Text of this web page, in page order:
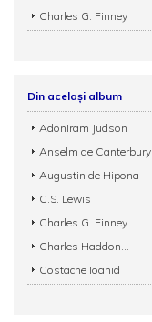
Charles G. Finney
Din același album
Adoniram Judson
Anselm de Canterbury
Augustin de Hipona
C.S. Lewis
Charles G. Finney
Charles Haddon...
Costache Ioanid